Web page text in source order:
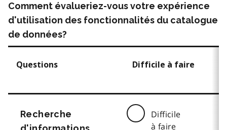
Comment évalueriez-vous votre expérience
d'utilisation des fonctionnalités du catalogue
de données?
Questions Difficile à faire
Recherche
Difficile
à faire